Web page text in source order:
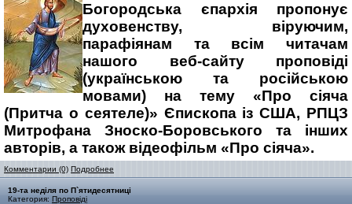
Богородська єпархія пропонує
духовенству, віруючим,
парафіянам та всім читачам
нашого веб-сайту проповіді
(українською та російською
мовами) на тему «Про сіяча
(Притча о сеятеле)» Єпископа із США, РПЦЗ
Митрофана Зноско-Боровського та інших
авторів, а також відеофільм «Про сіяча».
Комментарии (0) Подробнее
19-та неділя по П`ятидесятниці
Категория: Проповіді